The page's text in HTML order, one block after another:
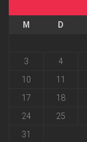
M D
3
4
10
11
17
18
24
25
31